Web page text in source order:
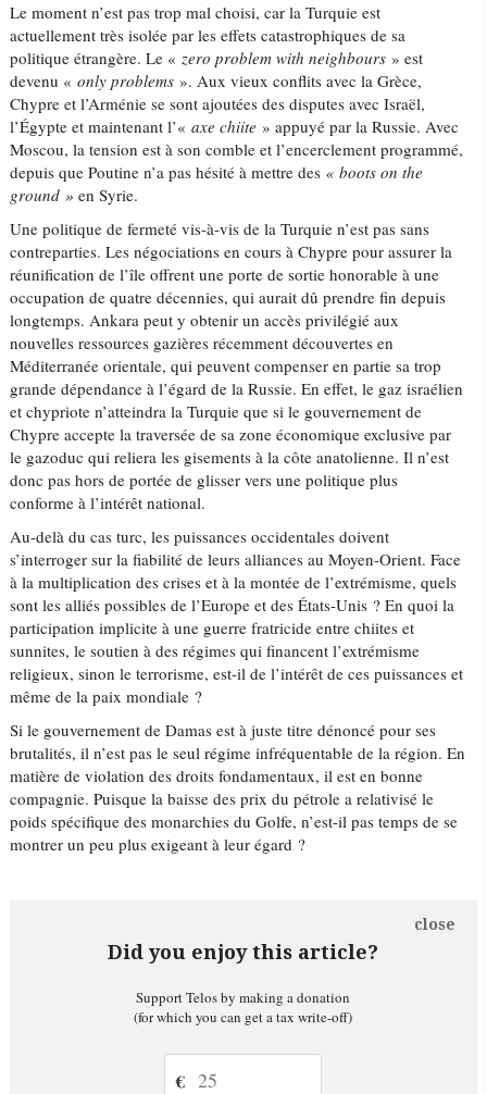
Le moment n’est pas trop mal choisi, car la Turquie est
actuellement très isolée par les effets catastrophiques de sa
politique étrangère. Le «zero problem with neighbours » est
devenu « only problems». Aux vieux conflits avec la Grèce,
Chypre et l’Arménie se sont ajoutées des disputes avec Israël,
l’Égypte et maintenant l’«axe chiite » appuyé par la Russie. Avec
Moscou, la tension est à son comble et l’encerclement programmé,
depuis que Poutine n’a pas hésité à mettre des « boots on the
ground » en Syrie.
Une politique de fermeté vis-à-vis de la Turquie n’est pas sans
contreparties. Les négociations en cours à Chypre pour assurer la
réunification de l’île offrent une porte de sortie honorable à une
occupation de quatre décennies, qui aurait dû prendre fin depuis
longtemps. Ankara peut y obtenir un accès privilégié aux
nouvelles ressources gazières récemment découvertes en
Méditerranée orientale, qui peuvent compenser en partie sa trop
grande dépendance à l’égard de la Russie. En effet, le gaz israélien
et chypriote n’atteindra la Turquie que si le gouvernement de
Chypre accepte la traversée de sa zone économique exclusive par
le gazoduc qui reliera les gisements à la côte anatolienne. Il n’est
donc pas hors de portée de glisser vers une politique plus
conforme à l’intérêt national.
Au-delà du cas turc, les puissances occidentales doivent
s’interroger sur la fiabilité de leurs alliances au Moyen-Orient. Face
à la multiplication des crises et à la montée de l’extrémisme, quels
sont les alliés possibles de l’Europe et des États-Unis ? En quoi la
participation implicite à une guerre fratricide entre chiites et
sunnites, le soutien à des régimes qui financent l’extrémisme
religieux, sinon le terrorisme, est-il de l’intérêt de ces puissances et
même de la paix mondiale ?
Si le gouvernement de Damas est à juste titre dénoncé pour ses
brutalités, il n’est pas le seul régime infréquentable de la région. En
matière de violation des droits fondamentaux, il est en bonne
compagnie. Puisque la baisse des prix du pétrole a relativisé le
poids spécifique des monarchies du Golfe, n’est-il pas temps de se
montrer un peu plus exigeant à leur égard ?
Did you enjoy this article?
close
Support Telos by making a donation
(for which you can get a tax write-off)
€